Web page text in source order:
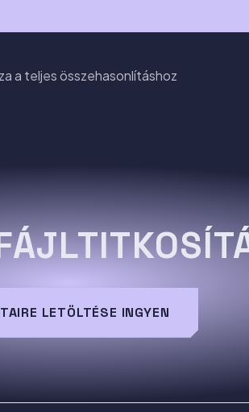
a teljes összehasonlításhoz
LETÖLTÉSE INGYEN